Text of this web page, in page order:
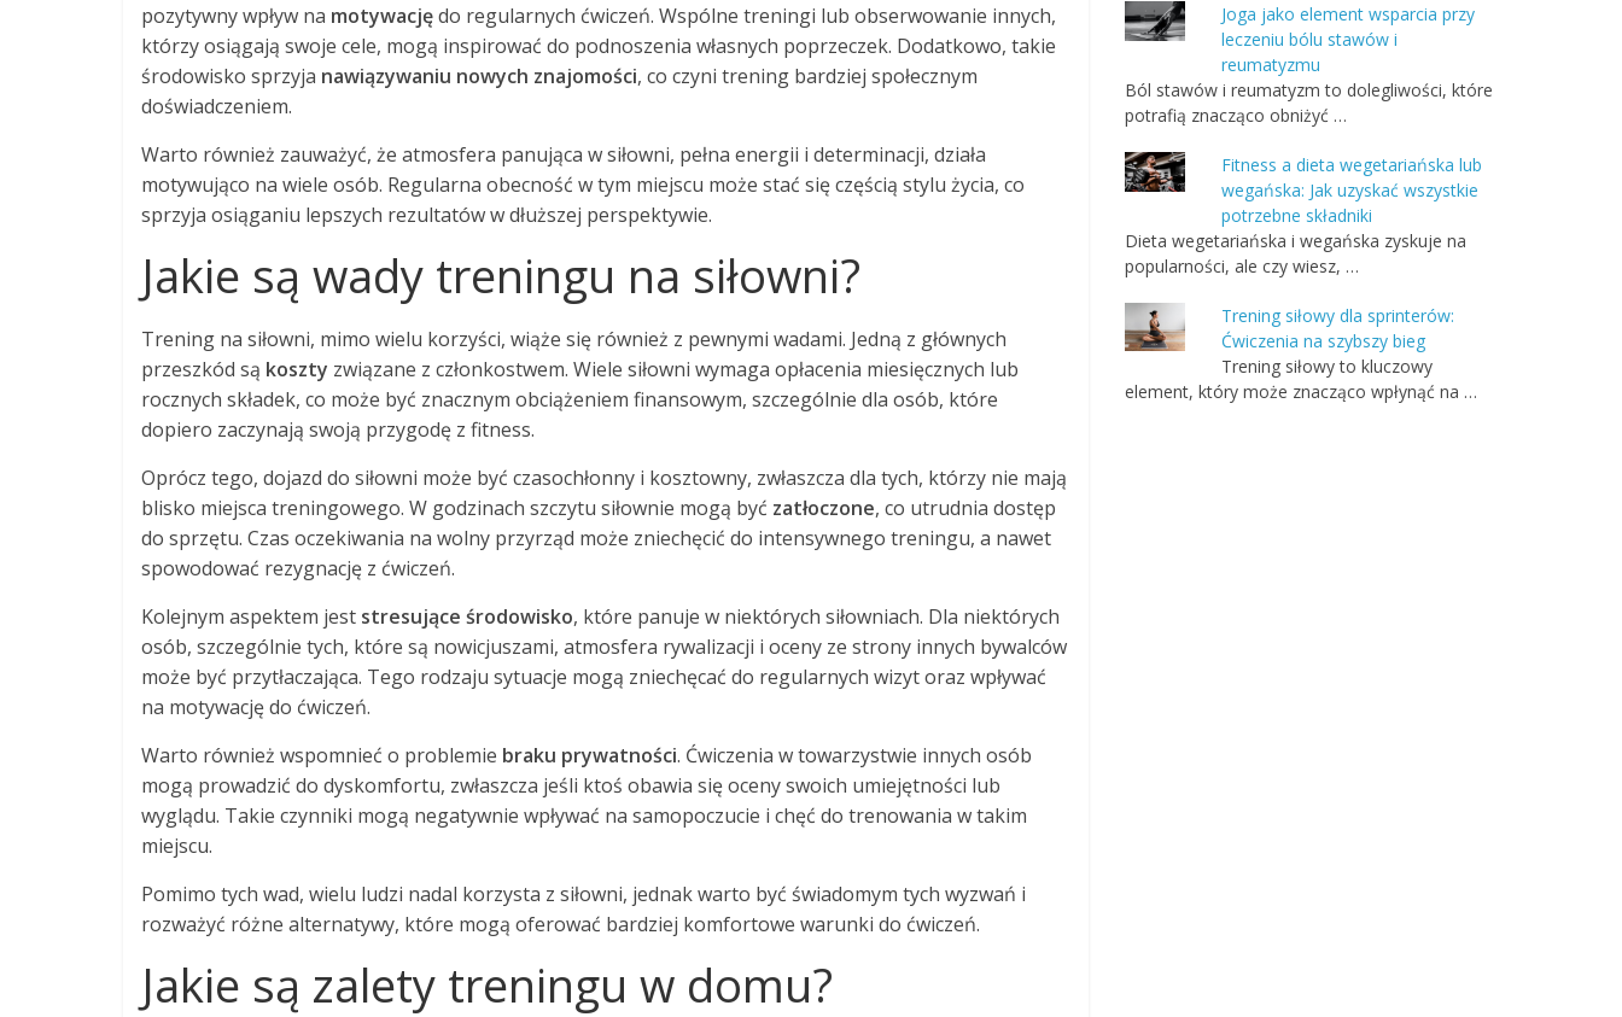
pozytywny wpływ na motywacjędo regularnych ćwiczeń. Wspólne treningi lub obserwowanie innych,
którzy osiągają swoje cele, mogą inspirować do podnoszenia własnych poprzeczek. Dodatkowo, takie
środowisko sprzyja nawiązywaniu nowych znajomości, co czyni trening bardziej społecznym
doświadczeniem.
Warto również zauważyć, że atmosfera panująca w siłowni, pełna energii i determinacji, działa
motywująco na wiele osób. Regularna obecność w tym miejscu może stać się częścią stylu życia, co
sprzyja osiąganiu lepszych rezultatów w dłuższej perspektywie.
Jakie są wady treningu na siłowni?
Trening na siłowni, mimo wielu korzyści, wiąże się również z pewnymi wadami. Jedną z głównych
przeszkód są koszty związane z członkostwem. Wiele siłowni wymaga opłacenia miesięcznych lub
rocznych składek, co może być znacznym obciążeniem finansowym, szczególnie dla osób, które
dopiero zaczynają swoją przygodę z fitness.
Oprócz tego, dojazd do siłowni może być czasochłonny i kosztowny, zwłaszcza dla tych, którzy nie mają
blisko miejsca treningowego. W godzinach szczytu siłownie mogą być zatłoczone, co utrudnia dostęp
do sprzętu. Czas oczekiwania na wolny przyrząd może zniechęcić do intensywnego treningu, a nawet
spowodować rezygnację z ćwiczeń.
Kolejnym aspektem jest stresujące środowisko, które panuje w niektórych siłowniach. Dla niektórych
osób, szczególnie tych, które są nowicjuszami, atmosfera rywalizacji i oceny ze strony innych bywalców
może być przytłaczająca. Tego rodzaju sytuacje mogą zniechęcać do regularnych wizyt oraz wpływać
na motywację do ćwiczeń.
Warto również wspomnieć o problemie braku prywatności. Ćwiczenia w towarzystwie innych osób
mogą prowadzić do dyskomfortu, zwłaszcza jeśli ktoś obawia się oceny swoich umiejętności lub
wyglądu. Takie czynniki mogą negatywnie wpływać na samopoczucie i chęć do trenowania w takim
miejscu.
Pomimo tych wad, wielu ludzi nadal korzysta z siłowni, jednak warto być świadomym tych wyzwań i
rozważyć różne alternatywy, które mogą oferować bardziej komfortowe warunki do ćwiczeń.
Jakie są zalety treningu w domu?
Joga jako element wsparcia przy
leczeniu bólu stawów i
reumatyzmu
Ból stawów i reumatyzm to dolegliwości, które
potrafią znacząco obniżyć …
Fitness a dieta wegetariańska lub
wegańska: Jak uzyskać wszystkie
potrzebne składniki
Dieta wegetariańska i wegańska zyskuje na
popularności, ale czy wiesz, …
Trening siłowy dla sprinterów:
Ćwiczenia na szybszy bieg
Trening siłowy to kluczowy
element, który może znacząco wpłynąć na …